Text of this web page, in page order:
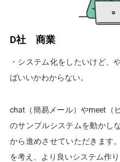
D社 商業
・システム化をしたいけど、
ばいいかわからない。
chat（簡易メール）やmeet（
のサンプルシステムを動かし
から進めさせていただきます
を考え、より良いシステム作